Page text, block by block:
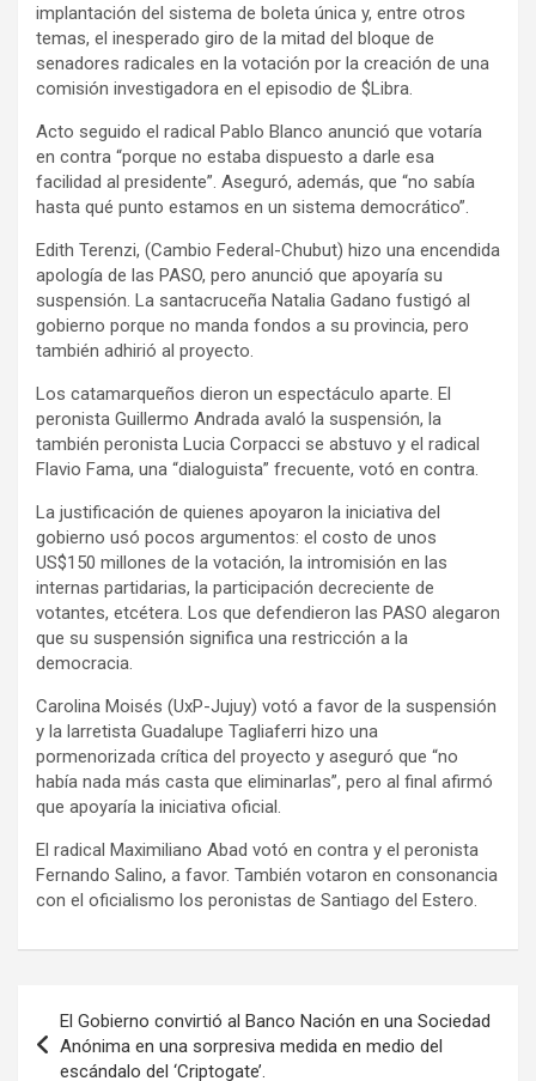
implantación del sistema de boleta única y, entre otros
temas, el inesperado giro de la mitad del bloque de
senadores radicales en la votación por la creación de una
comisión investigadora en el episodio de $Libra.
Acto seguido el radical Pablo Blanco anunció que votaría
en contra “porque no estaba dispuesto a darle esa
facilidad al presidente”. Aseguró, además, que “no sabía
hasta qué punto estamos en un sistema democrático”.
Edith Terenzi, (Cambio Federal-Chubut) hizo una encendida
apología de las PASO, pero anunció que apoyaría su
suspensión. La santacruceña Natalia Gadano fustigó al
gobierno porque no manda fondos a su provincia, pero
también adhirió al proyecto.
Los catamarqueños dieron un espectáculo aparte. El
peronista Guillermo Andrada avaló la suspensión, la
también peronista Lucia Corpacci se abstuvo y el radical
Flavio Fama, una “dialoguista” frecuente, votó en contra.
La justificación de quienes apoyaron la iniciativa del
gobierno usó pocos argumentos: el costo de unos
US$150 millones de la votación, la intromisión en las
internas partidarias, la participación decreciente de
votantes, etcétera. Los que defendieron las PASO alegaron
que su suspensión significa una restricción a la
democracia.
Carolina Moisés (UxP-Jujuy) votó a favor de la suspensión
y la larretista Guadalupe Tagliaferri hizo una
pormenorizada crítica del proyecto y aseguró que “no
había nada más casta que eliminarlas”, pero al final afirmó
que apoyaría la iniciativa oficial.
El radical Maximiliano Abad votó en contra y el peronista
Fernando Salino, a favor. También votaron en consonancia
con el oficialismo los peronistas de Santiago del Estero.
de
El Gobierno convirtió al Banco Nación en una Sociedad
Anónima en una sorpresiva medida en medio del
escándalo del ‘Criptogate’.